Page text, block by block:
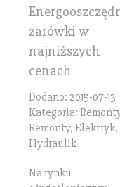
żarówki w
najniższych
cenach
Dodano: 2015-07-13
Kategoria:
Remonty, Elektryk,
Hydraulik
Na rynku